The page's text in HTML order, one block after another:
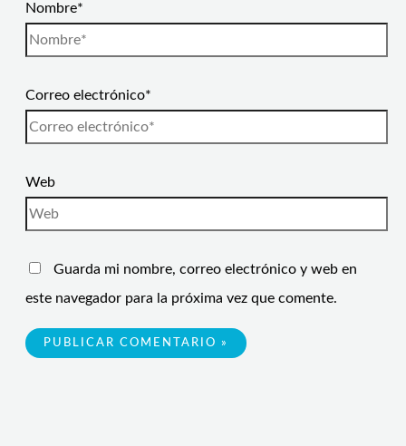
Nombre*
Correo electrónico*
Web
Guarda mi nombre, correo electrónico y web en
este navegador para la próxima vez que comente.